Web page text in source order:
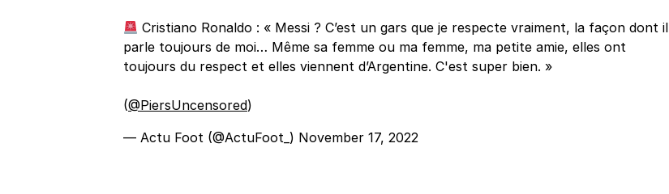
Cristiano Ronaldo : « Messi ? C’est un gars que je respecte vraiment, la façon dont il
parle toujours de moi… Même sa femme ou ma femme, ma petite amie, elles ont
toujours du respect et elles viennent d’Argentine. C'est super bien. »
(@PiersUncensored)
— Actu Foot (@ActuFoot_) November 17, 2022